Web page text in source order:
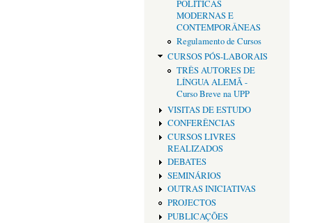
POLÍTICAS
MODERNAS E
CONTEMPORÂNEAS
Regulamento de Cursos
CURSOS PÓS-LABORAIS
TRÊS AUTORES DE
LÍNGUA ALEMÃ -
Curso Breve na UPP
VISITAS DE ESTUDO
CONFERÊNCIAS
CURSOS LIVRES
REALIZADOS
DEBATES
SEMINÁRIOS
OUTRAS INICIATIVAS
PROJECTOS
PUBLICAÇÕES